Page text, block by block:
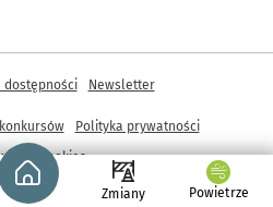
Strona główna - wroclaw.pl
Zmiany Powietrze
ARAW S.A., Gmina Wrocław
dostępności Newsletter
Polityka prywatności
cookies